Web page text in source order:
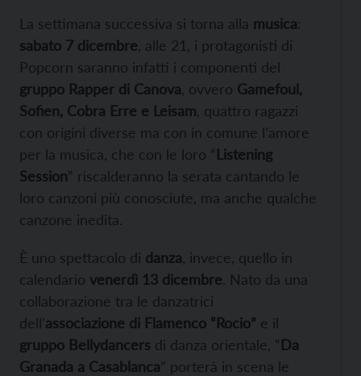
La settimana successiva si torna alla musica:
sabato 7 dicembre , alle 21, i protagonisti di
Popcorn saranno infatti i componenti del
gruppo Rapper di Canova , ovvero Gamefoul,
Sofien, Cobra Erre e Leisam , quattro ragazzi
con origini diverse ma con in comune l’amore
per la musica, che con le loro “Listening
Session” riscalderanno la serata cantando le
loro canzoni più conosciute, ma anche qualche
canzone inedita.
È uno spettacolo di danza , invece, quello in
calendario venerdì 13 dicembre. Nato da una
collaborazione tra le danzatrici
dell’associazione di Flamenco “Rocio” e il
gruppo Bellydancers di danza orientale, “Da
Granada a Casablanca” porterà in scena le